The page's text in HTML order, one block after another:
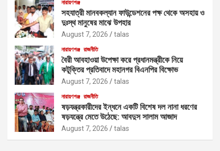
নারায়ণগঞ্জ
সহযাত্রী মানবকল্যান ফাউন্ডেশনের পক্ষ থেকে অসহায় ও
দুঃস্থ মানুষের মাঝে উপহার
August 7, 2026 talas
নারায়ণগঞ্জ রাজনীতি
বৈরী আবহাওয়া উপেক্ষা করে প্রধানমন্ত্রীকে নিয়ে
কটূক্তির প্রতিবাদে মহানগর বিএনপির বিক্ষোভ
August 7, 2026 talas
নারায়ণগঞ্জ রাজনীতি
ষড়যন্ত্রকারীদের ইন্ধনে একটি বিশেষ দল নানা ধরণের
ষড়যন্ত্রে মেতে উঠেছে: আবদুস সালাম আজাদ
August 7, 2026 talas